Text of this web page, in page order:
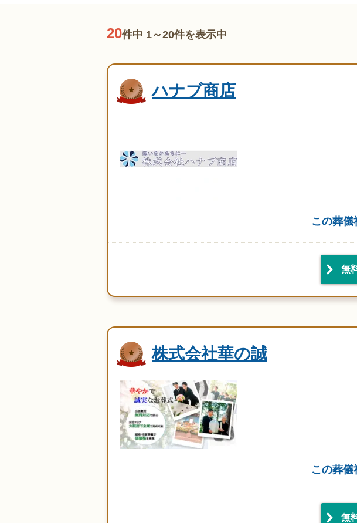
20件中 1～20件を表示中
ハナブ商店
この葬儀
無
株式会社華の誠
この葬儀
無